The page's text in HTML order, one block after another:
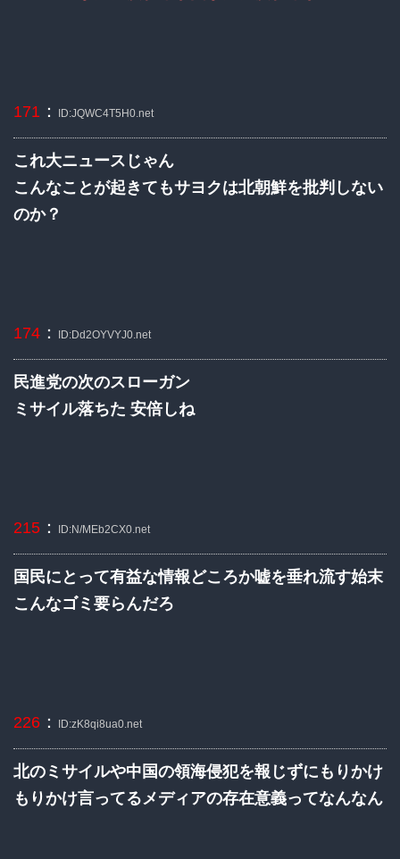
171 ： ID:JQWC4T5H0.net
これ大ニュースじゃん
こんなことが起きてもサヨクは北朝鮮を批判しない
のか？
174 ： ID:Dd2OYVYJ0.net
民進党の次のスローガン
ミサイル落ちた 安倍しね
215 ： ID:N/MEb2CX0.net
国民にとって有益な情報どころか嘘を垂れ流す始末
こんなゴミ要らんだろ
226 ： ID:zK8qi8ua0.net
北のミサイルや中国の領海侵犯を報じずにもりかけ
もりかけ言ってるメディアの存在意義ってなんなん